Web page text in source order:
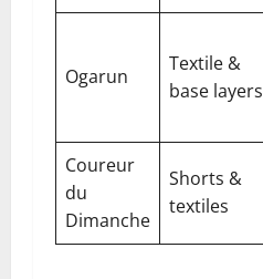
Ogarun
Textile &
base layers
Coureur
du
Dimanche
Shorts &
textiles